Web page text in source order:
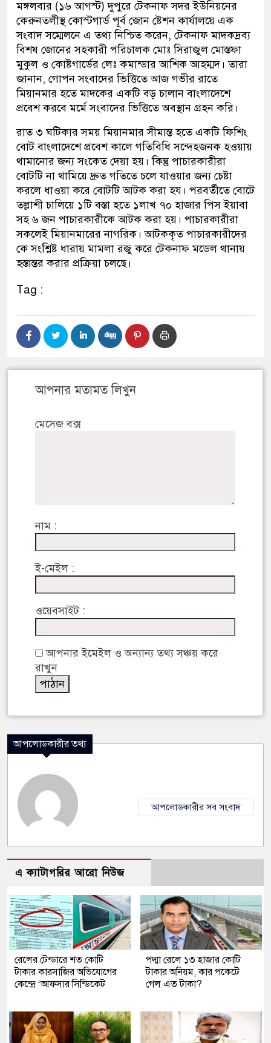
মঙ্গলবার (১৬ আগস্ট) দুপুরে টেকনাফ সদর ইউনিয়নের
কেরুনতলীস্থ কোস্টগার্ড পূর্ব জোন ষ্টেশন কার্যালয়ে এক
সংবাদ সম্মেলনে এ তথ্য নিশ্চিত করেন, টেকনাফ মাদকদ্রব্য
বিশষ জোনের সহকারী পরিচালক মোঃ সিরাজুল মোস্তফা
মুকুল ও কোষ্টগার্ডের লেঃ কমান্ডার আশিক আহম্মদ। তারা
জানান, গোপন সংবাদের ভিত্তিতে আজ গভীর রাতে
মিয়ানমার হতে মাদকের একটি বড় চালান বাংলাদেশে
প্রবেশ করবে মর্মে সংবাদের ভিত্তিতে অবস্থান গ্রহন করি।
রাত ৩ ঘটিকার সময় মিয়ানমার সীমান্ত হতে একটি ফিশিং
বোট বাংলাদেশে প্রবেশ কালে গতিবিধি সন্দেহজনক হওয়ায়
থামানোর জন্য সংকেত দেয়া হয়। কিন্তু পাচারকারীরা
বোটটি না থামিয়ে দ্রুত গতিতে চলে যাওয়ার জন্য চেষ্টা
করলে ধাওয়া করে বোটটি আটক করা হয। পরবর্তীতে বোটে
তল্লাশী চালিয়ে ১টি বস্তা হতে ১লাখ ৭০ হাজার পিস ইয়াবা
সহ ৬ জন পাচারকারীকে আটক করা হয়। পাচারকারীরা
সকলেই মিয়ানমারের নাগরিক। আটককৃত পাচারকারীদের
কে সংশ্লিষ্ট ধারায় মামলা রজু করে টেকনাফ মডেল থানায়
হস্তান্তর করার প্রক্রিয়া চলছে।
Tag :
আপনার মতামত লিখুন
মেসেজ বক্স
নাম :
ই-মেইল :
ওয়েবসাইট :
আপনার ইমেইল ও অন্যান্য তথ্য সঞ্চয় করে
রাখুন
আপলোডকারীর তথ্য
আপলোডকারীর সব সংবাদ
এ ক্যাটাগরির আরো নিউজ
রেলের টেন্ডারে শত কোটি
টাকার কারসাজির অভিযোগের
কেন্দ্রে ‘আফসার সিন্ডিকেট
পদ্মা রেলে ১৩ হাজার কোটি
টাকার অনিয়ম, কার পকেটে
গেল এত টাকা?